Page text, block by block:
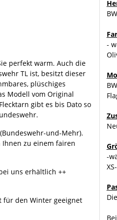
perfekt warm. Auch die
TL ist, besitzt dieser
plüschiges
Modell vom Original
gibt es bis Dato so
und-Mehr).
zu einem fairen
uns erhältlich ++
den Winter geeignet
-
-